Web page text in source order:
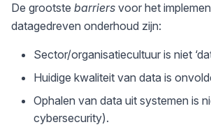
De grootste barriers voor het
datagedreven onderhoud zijn:
Sector/organisatiecultuur is niet
Huidige kwaliteit van data is
Ophalen van data uit systemen is
cybersecurity).